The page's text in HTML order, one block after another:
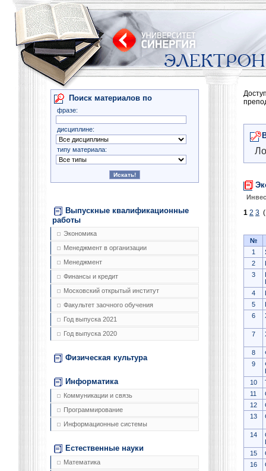
Поиск материалов по
фразе:
дисциплине:
типу материала:
Выпускные квалификационные
работы
Экономика
Менеджмент в организации
Менеджмент
Финансы и кредит
Московский открытый институт
Факультет заочного обучения
Год выпуска 2021
Год выпуска 2020
Физическая культура
Информатика
Коммуникации и связь
Программирование
Информационные системы
Естественные науки
Математика
1 2 3
№
1
2
3
4
5
6
7
8
9
10
11
12
13
14
15
16